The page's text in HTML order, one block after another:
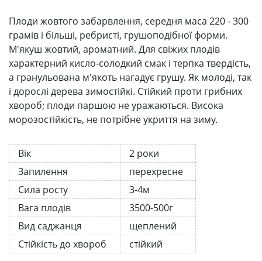
Плоди жовтого забарвлення, середня маса 220 - 300
грамів і більші, ребристі, грушоподібної форми.
М'якуш жовтий, ароматний. Для свіжих плодів
характерний кисло-солодкий смак і терпка твердість,
а гранульована м'якоть нагадує грушу. Як молоді, так
і дорослі дерева зимостійкі. Стійкий проти грибних
хвороб; плоди паршою не уражаються. Висока
морозостійкість, не потрібне укриття на зиму.
Вік
2 роки
Запилення
перехресне
Сила росту
3-4м
Вага плодів
3500-500г
Вид саджанця
щеплений
Стійкість до хвороб
стійкий